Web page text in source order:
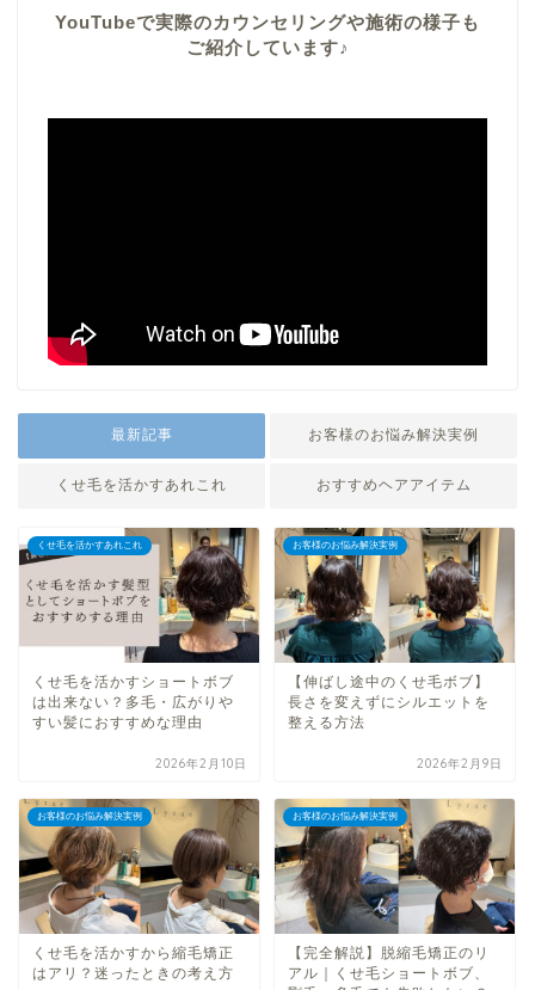
YouTubeで実際のカウンセリングや施術の様子も
ご紹介しています♪
最新記事 お客様のお悩み解決実例
くせ毛を活かすあれこれ おすすめヘアアイテム
くせ毛を活かすあれこれ
くせ毛を活かすショートボブ
は出来ない？多毛・広がりや
すい髪におすすめな理由
2026年2月10日
お客様のお悩み解決実例
【伸ばし途中のくせ毛ボブ】
長さを変えずにシルエットを
整える方法
2026年2月9日
お客様のお悩み解決実例
くせ毛を活かすから縮毛矯正
はアリ？迷ったときの考え方
お客様のお悩み解決実例
【完全解説】脱縮毛矯正のリ
アル｜くせ毛ショートボブ、